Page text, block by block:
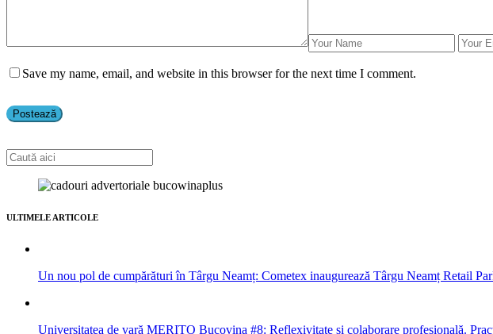
Save my name, email, and website in this browser for the next time I comment.
ULTIMELE ARTICOLE
Un nou pol de cumpărături în Târgu Neamț: Cometex inaugurează Târgu Neamț Retail
Universitatea de vară MERITO Bucovina #8: Reflexivitate și colaborare profesională.